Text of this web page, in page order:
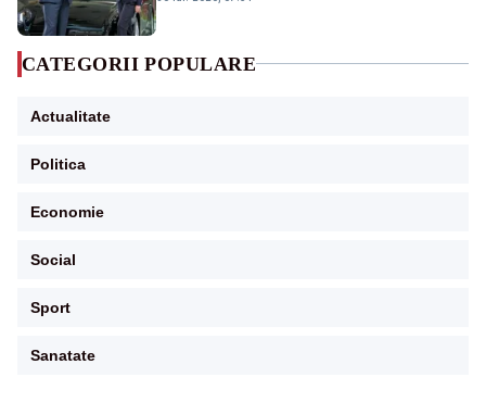
CATEGORII POPULARE
Actualitate
Politica
Economie
Social
Sport
Sanatate